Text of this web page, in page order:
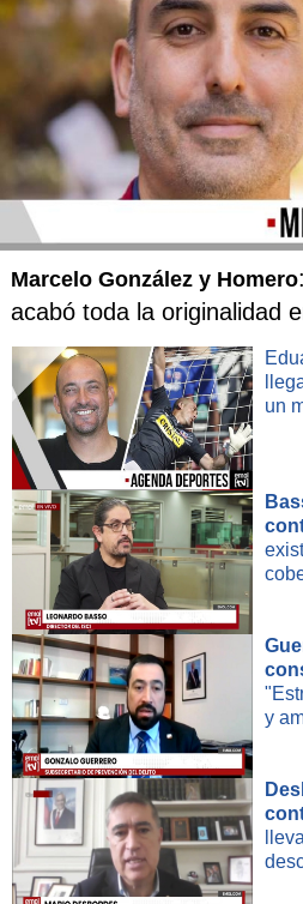
Marcelo González y Homero
acabó toda la originalidad
un
y